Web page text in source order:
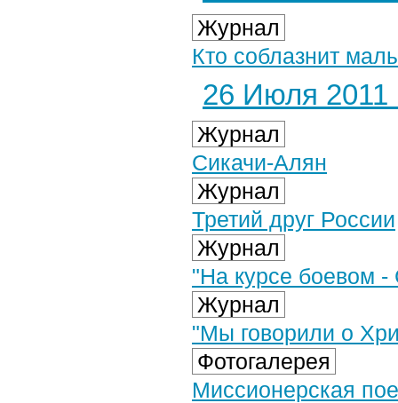
Журнал
Кто соблазнит
26 Июля 2011
Журнал
Сикачи-Алян
Журнал
Третий друг России
Журнал
"На курсе боевом
Журнал
"Мы говорили о
Фотогалерея
Миссионерская